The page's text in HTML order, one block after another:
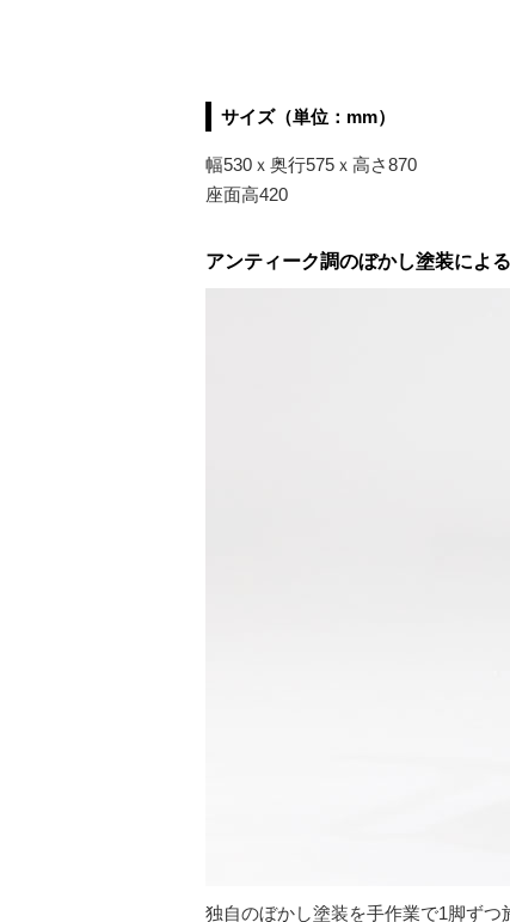
サイズ（単位：mm）
幅530ｘ奥行575ｘ高さ870
座面高420
アンティーク調のぼかし塗装によ
独自のぼかし塗装を手作業で1脚ずつ